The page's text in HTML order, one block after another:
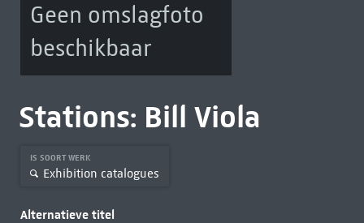
Geen omslagfoto
beschikbaar
Stations: Bill Viola
IS SOORT WERK
Exhibition catalogues
Alternatieve titel